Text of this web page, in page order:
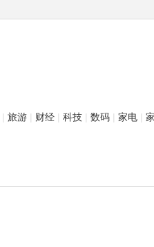
| 旅游 | 财经 | 科技 | 数码 | 家电 |